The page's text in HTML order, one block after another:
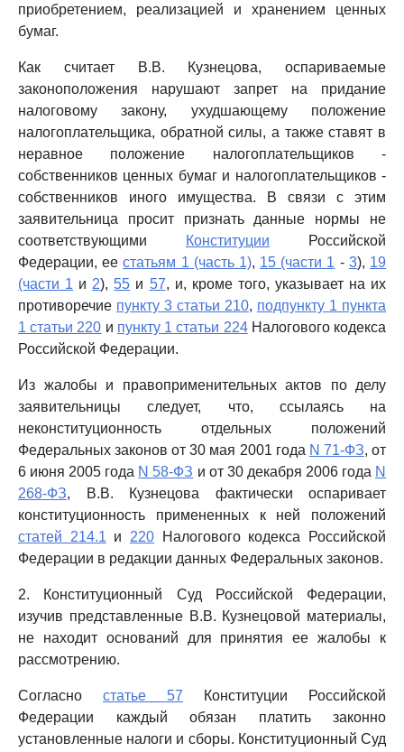
приобретением, реализацией и хранением ценных
бумаг.
Как считает В.В. Кузнецова, оспариваемые
законоположения нарушают запрет на придание
налоговому закону, ухудшающему положение
налогоплательщика, обратной силы, а также ставят в
неравное положение налогоплательщиков -
собственников ценных бумаг и налогоплательщиков -
собственников иного имущества. В связи с этим
заявительница просит признать данные нормы не
соответствующими
Конституции Российской
Федерации, еестатьям 1 (часть 1), 15 (части 1 - 3), 19
(части 1 и 2), 55 и 57, и, кроме того, указывает на их
противоречие пункту 3 статьи 210, подпункту 1 пункта
1 статьи 220 и пункту 1 статьи 224Налогового кодекса
Российской Федерации.
Из жалобы и правоприменительных актов по делу
заявительницы следует, что, ссылаясь на
неконституционность отдельных положений
Федеральных законов от 30 мая 2001 года N 71-ФЗ, от
6 июня 2005 года N 58-ФЗ и от 30 декабря 2006 года N
268-ФЗ, В.В. Кузнецова фактически оспаривает
конституционность примененных к ней положений
статей 214.1 и 220 Налогового кодекса Российской
Федерации в редакции данных Федеральных законов.
2. Конституционный Суд Российской Федерации,
изучив представленные В.В. Кузнецовой материалы,
не находит оснований для принятия ее жалобы к
рассмотрению.
Согласно статье 57 Конституции Российской
Федерации каждый обязан платить законно
установленные налоги и сборы. Конституционный Суд